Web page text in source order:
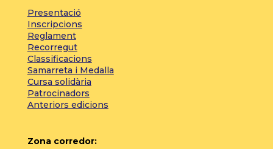
Presentació
Inscripcions
Reglament
Recorregut
Classificacions
Samarreta i Medalla
Cursa solidària
Patrocinadors
Anteriors edicions
Zona corredor: